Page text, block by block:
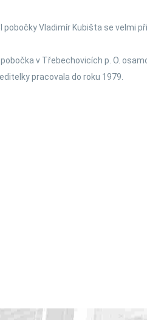
Vladimír Kubišta se velmi
v Třebechovicích p. O.
pracovala do roku 1979.